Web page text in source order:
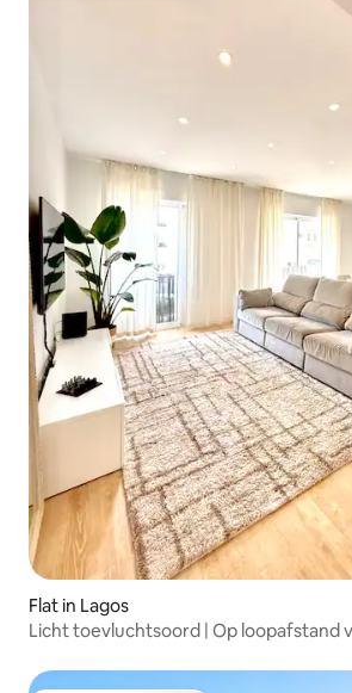
Flat in Lagos
Licht toevluchtsoord | Op loopafstand